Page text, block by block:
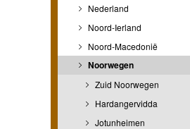
Nederland
Noord-Ierland
Noord-Macedonië
Noorwegen
Zuid Noorwegen
Hardangervidda
Jotunheimen